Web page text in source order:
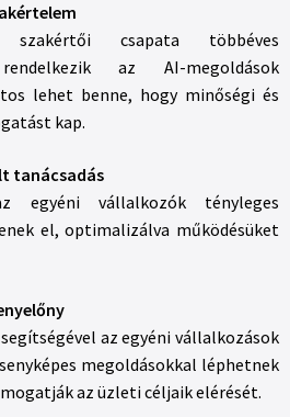
csapata többéves
az AI-megoldások
lehet benne, hogy minőségi és
kap.
tanácsadás
egyéni vállalkozók tényleges
el, optimalizálva működésüket
az egyéni vállalkozások
megoldásokkal léphetnek
az üzleti céljaik elérését.